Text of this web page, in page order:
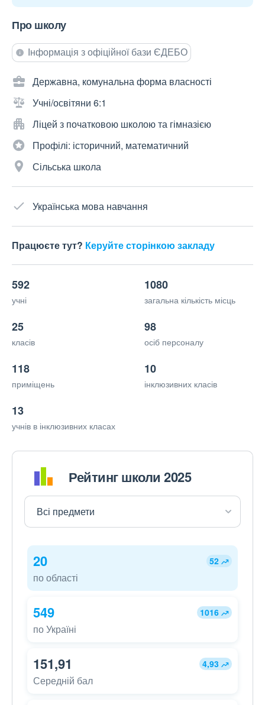
Про школу
Інформація з офіційної бази ЄДЕБО
Державна, комунальна форма власності
Учні/освітяни 6:1
Ліцей з початковою школою та гімназією
Профілі: історичний, математичний
Сільська школа
Українська мова навчання
Працюєте тут? Керуйте сторінкою закладу
592
учні
1080
загальна кількість місць
25
класів
98
осіб персоналу
118
приміщень
10
інклюзивних класів
13
учнів в інклюзивних класах
Рейтинг школи 2025
20 52
по області
549 1016
по Україні
151,91 4,93
Середній бал